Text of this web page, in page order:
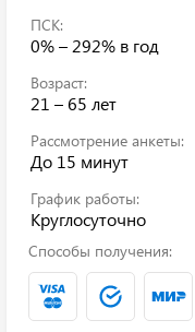
ПСК:
0% – 292% в год
Возраст:
21 – 65 лет
Рассмотрение анкеты:
До 15 минут
График работы:
Круглосуточно
Способы получения: